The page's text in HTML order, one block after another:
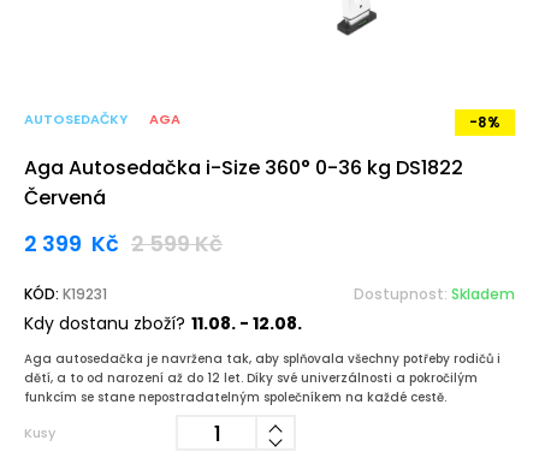
AUTOSEDAČKY AGA -8%
Aga Autosedačka i-Size 360° 0-36 kg DS1822
Červená
2 399 Kč 2 599Kč
KÓD: K19231 Dostupnost: Skladem
Kdy dostanu zboží? 11.08. - 12.08.
Aga autosedačka je navržena tak, aby splňovala všechny potřeby rodičů i
dětí, a to od narození až do 12 let. Díky své univerzálnosti a pokročilým
funkcím se stane nepostradatelným společníkem na každé cestě.
Kusy